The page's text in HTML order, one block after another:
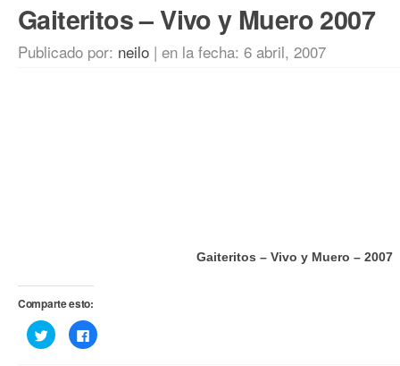
Gaiteritos – Vivo y Muero 2007
Publicado por: neilo | en la fecha: 6 abril, 2007
Gaiteritos – Vivo y Muero – 2007
Comparte esto:
Haz
clic
Haz
clic